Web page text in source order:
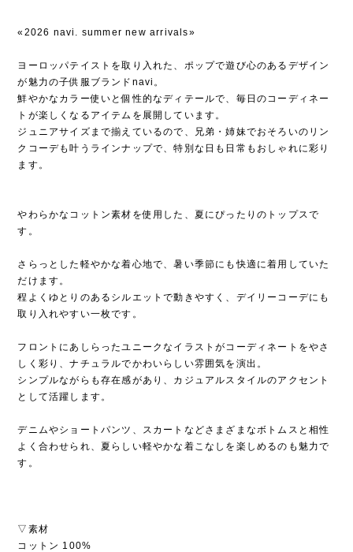
«2026 navi. summer new arrivals»
ヨーロッパテイストを取り入れた、ポップで遊び心のあるデザイン
が魅力の子供服ブランドnavi。
鮮やかなカラー使いと個性的なディテールで、毎日のコーディネー
トが楽しくなるアイテムを展開しています。
ジュニアサイズまで揃えているので、兄弟・姉妹でおそろいのリン
クコーデも叶うラインナップで、特別な日も日常もおしゃれに彩り
ます。
やわらかなコットン素材を使用した、夏にぴったりのトップスで
す。
さらっとした軽やかな着心地で、暑い季節にも快適に着用していた
だけます。
程よくゆとりのあるシルエットで動きやすく、デイリーコーデにも
取り入れやすい一枚です。
フロントにあしらったユニークなイラストがコーディネートをやさ
しく彩り、ナチュラルでかわいらしい雰囲気を演出。
シンプルながらも存在感があり、カジュアルスタイルのアクセント
として活躍します。
デニムやショートパンツ、スカートなどさまざまなボトムスと相性
よく合わせられ、夏らしい軽やかな着こなしを楽しめるのも魅力で
す。
▽素材
コットン 100%